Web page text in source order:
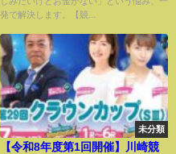
発で解決します。【競...
未分類
【令和8年度第1回開催】川崎競